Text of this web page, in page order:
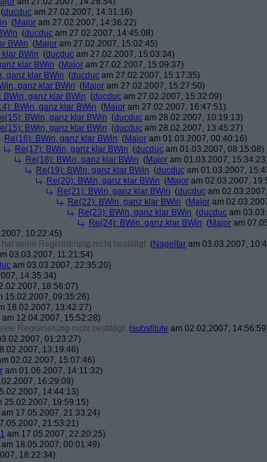
(ducduc am 27.02.2007, 14:31:16)
(Major am 27.02.2007, 14:36:22)
(ducduc am 27.02.2007, 14:45:08)
BWin (Major am 27.02.2007, 15:02:45)
klar BWin (ducduc am 27.02.2007, 15:03:34)
klar BWin (Major am 27.02.2007, 15:09:37)
ganz klar BWin (ducduc am 27.02.2007, 15:17:35)
ganz klar BWin (Major am 27.02.2007, 15:27:50)
BWin, ganz klar BWin (ducduc am 27.02.2007, 15:32:09)
BWin, ganz klar BWin (Major am 27.02.2007, 16:47:51)
BWin, ganz klar BWin (ducduc am 28.02.2007, 10:19:13)
BWin, ganz klar BWin (ducduc am 28.02.2007, 13:45:27)
Re(16): BWin, ganz klar BWin (Major am 01.03.2007, 00:40:16)
Re(17): BWin, ganz klar BWin (ducduc am 01.03.2007, 08:15:08)
Re(18): BWin, ganz klar BWin (Major am 01.03.2007, 15:34:23)
Re(19): BWin, ganz klar BWin (ducduc am 01.03.2007,
Re(20): BWin, ganz klar BWin (Major am 02.03.2007,
Re(21): BWin, ganz klar BWin (ducduc am
Re(22): BWin, ganz klar BWin (Major am
Re(23): BWin, ganz klar BWin (ducduc am
Re(24): BWin, ganz klar BWin (Major am
10:22:45)
seine Registrierung nicht bestätigt (Nagelfar am 03.03.2007,
03.03.2007, 11:21:54)
am 03.03.2007, 22:35:20)
14:35:34)
18:56:07)
15.02.2007, 09:35:26)
18.02.2007, 13:42:27)
am 12.04.2007, 15:52:28)
Registrierung nicht bestätigt (substitute am 02.02.2007,
01:23:27)
13:19:46)
02.02.2007, 15:07:46)
am 01.06.2007, 14:11:32)
16:29:09)
14:44:13)
25.02.2007, 19:59:15)
am 17.05.2007, 21:33:24)
21:53:21)
am 17.05.2007, 22:20:25)
am 18.05.2007, 00:01:49)
18:22:34)